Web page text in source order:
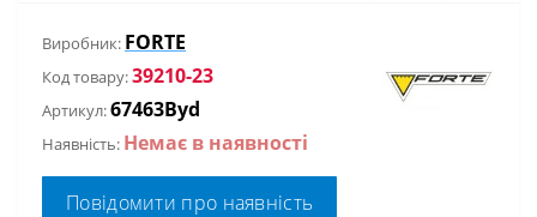
Виробник: FORTE
Код товару:39210-23
Артикул:67463Byd
Наявність: Немає в наявності
Повідомити про наявність